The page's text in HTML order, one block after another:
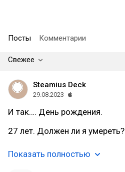
Посты Комментарии
Свежее
Steamius Deck
29.08.2023
И так…. День рождения.
27 лет. Должен ли я умереть?
Показать полностью